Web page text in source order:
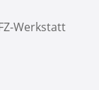
Werkstatt